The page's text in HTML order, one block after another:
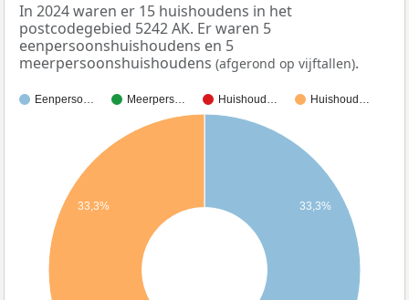
In 2024 waren er 15 huishoudens in het
postcodegebied 5242 AK. Er waren 5
eenpersoonshuishoudens en 5
meerpersoonshuishoudens (afgerond op vijftallen).
Eenperso… Meerpers… Huishoud… Huishoud…
33,3%
33,3%